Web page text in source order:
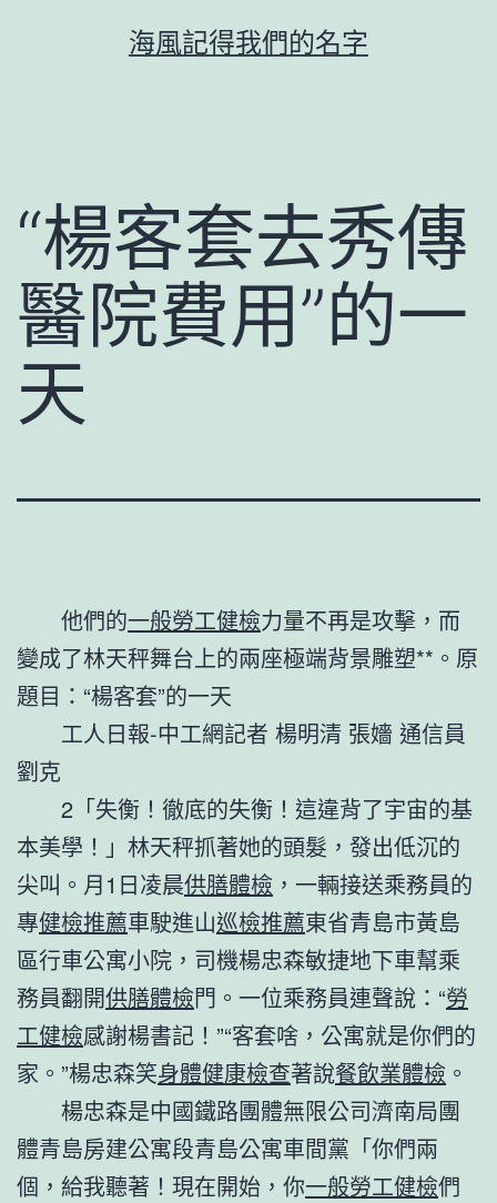
海風記得我們的名字
“楊客套去秀傳
醫院費用”的一
天
他們的一般勞工健檢力量不再是攻擊，而
變成了林天秤舞台上的兩座極端背景雕塑**。原
題目：“楊客套”的一天
工人日報-中工網記者 楊明清 張嬙 通信員
劉克
2「失衡！徹底的失衡！這違背了宇宙的基
本美學！」林天秤抓著她的頭髮，發出低沉的
尖叫。月1日凌晨供膳體檢 ，一輛接送乘務員的
專健檢推薦車駛進山巡檢推薦東省青島市黃島
區行車公寓小院，司機楊忠森敏捷地下車幫乘
務員翻開供膳體檢門。一位乘務員連聲說：“勞
工健檢感謝楊書記！”“客套啥，公寓就是你們的
家。”楊忠森笑身體健康檢查著說餐飲業體檢 。
楊忠森是中國鐵路團體無限公司濟南局團
體青島房建公寓段青島公寓車間黨「你們兩
個，給我聽著！現在開始，你一般勞工健檢們